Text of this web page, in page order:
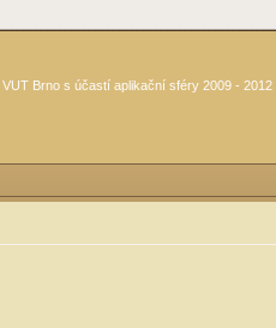
Brno s účastí aplikační sféry 2009 - 2012